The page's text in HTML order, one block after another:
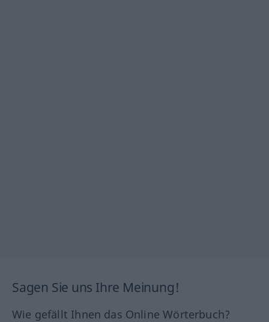
Sagen Sie uns Ihre Meinung!
Wie gefällt Ihnen das Online Wörterbuch?